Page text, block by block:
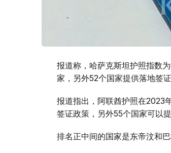
报道称，哈萨克斯坦护照指数
家，另外52个国家提供落地签
报道指出，阿联酋护照在2023
签证政策，另外55个国家可以
排名正中间的国家是东帝汶和